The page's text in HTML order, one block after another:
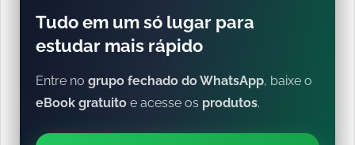
Tudo em um só lugar para
estudar mais rápido
Entre no grupo fechado do WhatsApp, baixe o
eBook gratuito e acesse os produtos.